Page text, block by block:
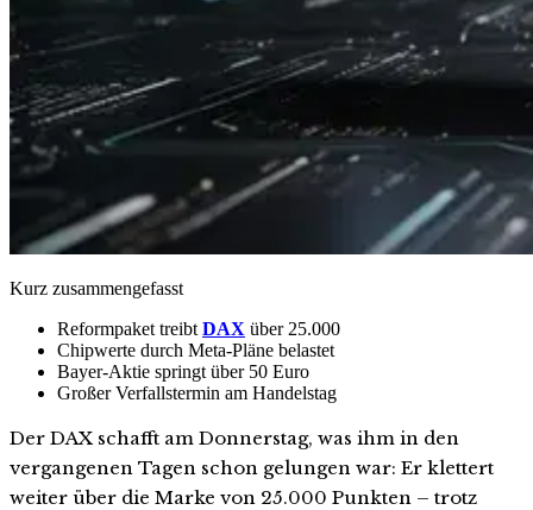
Kurz zusammengefasst
Reformpaket treibt DAX über 25.000
Chipwerte durch Meta-Pläne belastet
Bayer-Aktie springt über 50 Euro
Großer Verfallstermin am Handelstag
Der DAX schafft am Donnerstag, was ihm in den
vergangenen Tagen schon gelungen war: Er klettert
weiter über die Marke von 25.000 Punkten – trotz